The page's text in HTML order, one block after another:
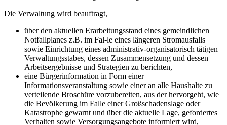
Die Verwaltung wird beauftragt,
über den aktuellen Erarbeitungsstand eines gemeindlichen
Notfallplanes z.B. im Fal-le eines längeren Stromausfalls
sowie Einrichtung eines administrativ-organisatorisch tätigen
Verwaltungsstabes, dessen Zusammensetzung und dessen
Arbeitsergebnisse und Strategien zu berichten,
eine Bürgerinformation in Form einer
Informationsveranstaltung sowie einer an alle Haushalte zu
verteilende Broschüre vorzubereiten, aus der hervorgeht, wie
die Bevölkerung im Falle einer Großschadenslage oder
Katastrophe gewarnt und über die aktuelle Lage, gefordertes
Verhalten sowie Versorgungsangebote informiert wird,